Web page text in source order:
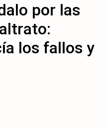
por las
los fallos y